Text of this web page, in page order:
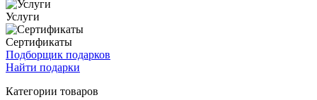
Услуги
Сертификаты
Подборщик подарков
Найти подарки
Категории товаров